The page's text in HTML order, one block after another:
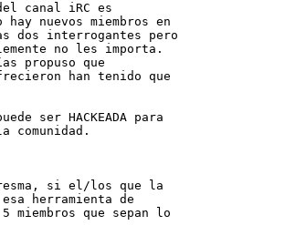
canal iRC es
nuevos miembros en
dos interrogantes pero
no les importa.
propuso que
han tenido que
ser HACKEADA para
comunidad.
si el/los que la
herramienta de
que sepan lo